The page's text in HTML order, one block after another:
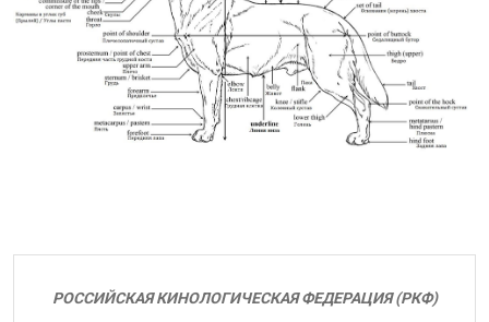
РОССИЙСКАЯ КИНОЛОГИЧЕСКАЯ ФЕДЕРАЦИЯ (РКФ)